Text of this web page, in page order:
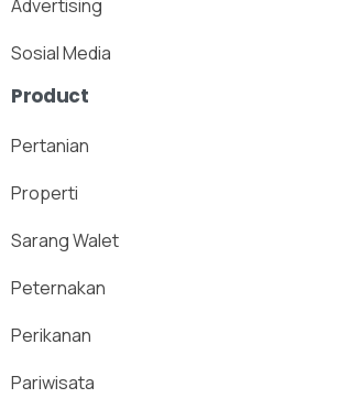
Advertising
Sosial Media
Product
Pertanian
Properti
Sarang Walet
Peternakan
Perikanan
Pariwisata